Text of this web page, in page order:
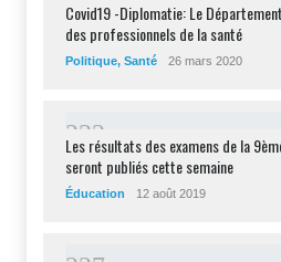
Covid19 -Diplomatie: Le
des professionnels de la santé
Politique, Santé 26 mars 2020
232
Les résultats des examens de la
seront publiés cette semaine
Éducation 12 août 2019